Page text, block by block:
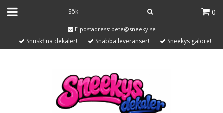
0
E-postadress: pete@sneeky.se
Snuskfina dekaler! Snabba leveranser! Sneekys galore!